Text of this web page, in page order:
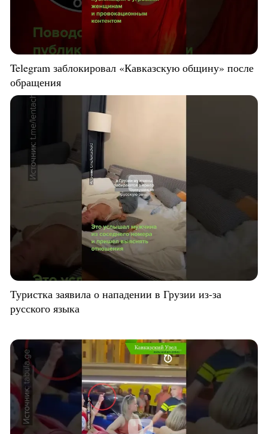
Telegram заблокировал «Кавказскую общину» после
обращения
Туристка заявила о нападении в Грузии из-за
русского языка